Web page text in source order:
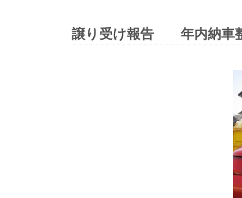
譲り受け報告 年内納車